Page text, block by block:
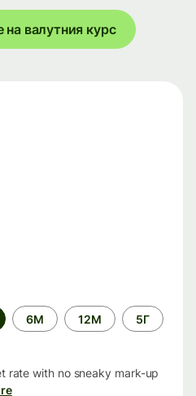
на валутния курс
6М 12М 5Г
rate with no sneaky mark-up